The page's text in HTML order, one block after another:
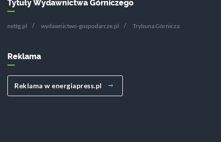
Tytuły Wydawnictwa Górniczego
nettg.pl wydawnictwo-gospodarcze.pl Trybuna Górnicza
Reklama
Reklama w energiapress.pl